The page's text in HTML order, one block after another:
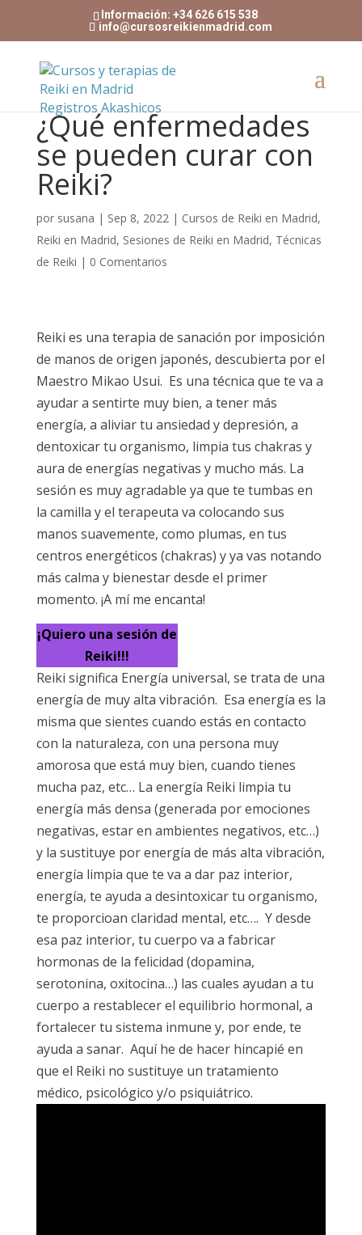
Información: +34 626 615 538
info@cursosreikienmadrid.com
¿Qué enfermedades
se pueden curar con
Reiki?
por susana | Sep 8, 2022| Cursos de Reiki en Madrid,
Reiki en Madrid, Sesiones de Reiki en Madrid, Técnicas
de Reiki | 0 Comentarios
Reiki es una terapia de sanación por imposición
de manos de origen japonés, descubierta por el
Maestro Mikao Usui. Es una técnica que te va a
ayudar a sentirte muy bien, a tener más
energía, a aliviar tu ansiedad y depresión, a
dentoxicar tu organismo, limpia tus chakras y
aura de energías negativas y mucho más. La
sesión es muy agradable ya que te tumbas en
la camilla y el terapeuta va colocando sus
manos suavemente, como plumas, en tus
centros energéticos (chakras) y ya vas notando
más calma y bienestar desde el primer
momento. ¡A mí me encanta!
¡Quiero una sesión de
Reiki!!!
Reiki significa Energía universal, se trata de una
energía de muy alta vibración. Esa energía es la
misma que sientes cuando estás en contacto
con la naturaleza, con una persona muy
amorosa que está muy bien, cuando tienes
mucha paz, etc… La energía Reiki limpia tu
energía más densa (generada por emociones
negativas, estar en ambientes negativos, etc…)
y la sustituye por energía de más alta vibración,
energía limpia que te va a dar paz interior,
energía, te ayuda a desintoxicar tu organismo,
te proporcioan claridad mental, etc…. Y desde
esa paz interior, tu cuerpo va a fabricar
hormonas de la felicidad (dopamina,
serotonina, oxitocina…) las cuales ayudan a tu
cuerpo a restablecer el equilibrio hormonal, a
fortalecer tu sistema inmune y, por ende, te
ayuda a sanar. Aquí he de hacer hincapié en
que el Reiki no sustituye un tratamiento
médico, psicológico y/o psiquiátrico.